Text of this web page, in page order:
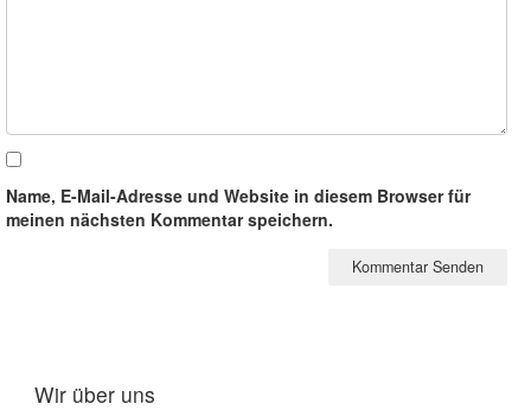
Name, E-Mail-Adresse und Website in diesem Browser für
meinen nächsten Kommentar speichern.
Wir über uns